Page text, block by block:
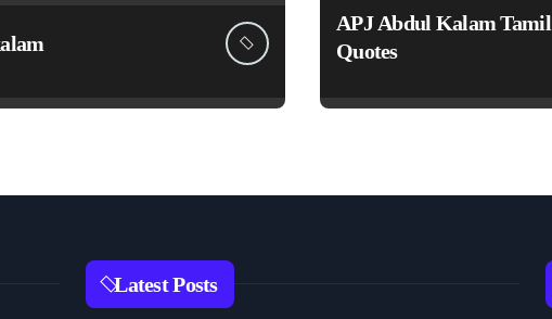
APJ Abdul Kalam Tamil
Quotes
Latest Posts